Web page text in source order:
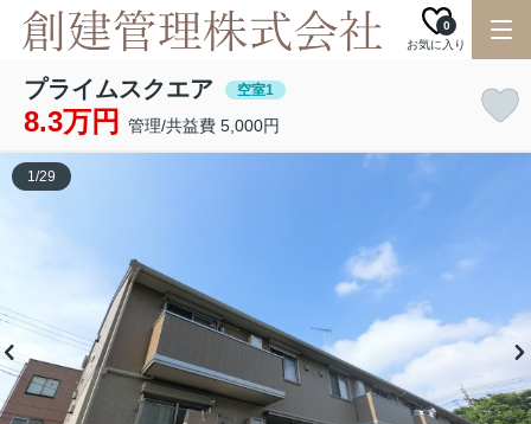
お気に入り
0
プライムスクエア 空室1
8.3万円 管理/共益費 5,000円
1/29